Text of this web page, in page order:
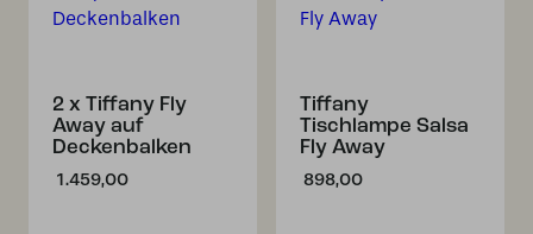
2 x Tiffany Fly
Away auf
Deckenbalken
1.459,00
Tiffany
Tischlampe Salsa
Fly Away
898,00